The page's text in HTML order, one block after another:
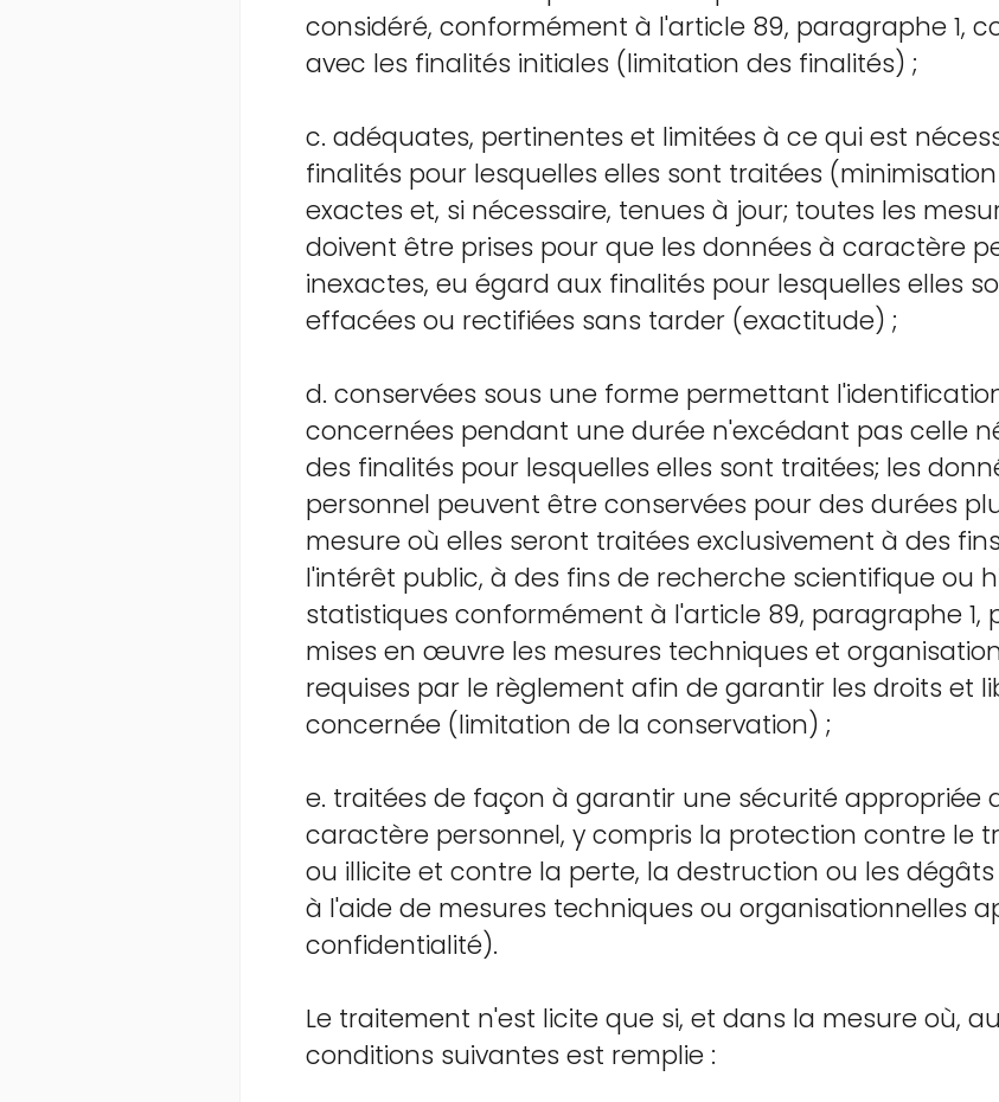
considéré, conformément à l'article 89, paragraphe 1,
avec les finalités initiales (limitation des finalités) ;
c. adéquates, pertinentes et limitées à ce qui est
finalités pour lesquelles elles sont traitées
exactes et, si nécessaire, tenues à jour; toutes les
doivent être prises pour que les données à caractère
inexactes, eu égard aux finalités pour lesquelles elles
effacées ou rectifiées sans tarder (exactitude) ;
d. conservées sous une forme permettant
concernées pendant une durée n'excédant pas celle
des finalités pour lesquelles elles sont traitées; les
personnel peuvent être conservées pour des durées
mesure où elles seront traitées exclusivement à des
l'intérêt public, à des fins de recherche scientifique ou
statistiques conformément à l'article 89, paragraphe 1,
mises en œuvre les mesures techniques et
requises par le règlement afin de garantir les droits et
concernée (limitation de la conservation) ;
e. traitées de façon à garantir une sécurité appropriée
caractère personnel, y compris la protection contre le
ou illicite et contre la perte, la destruction ou les
à l'aide de mesures techniques ou organisationnelles
confidentialité).
Le traitement n'est licite que si, et dans la mesure où,
conditions suivantes est remplie :